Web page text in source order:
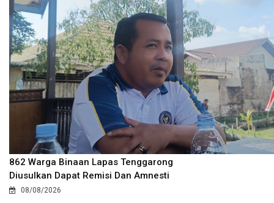
862 Warga Binaan Lapas Tenggarong
Diusulkan Dapat Remisi Dan Amnesti
08/08/2026